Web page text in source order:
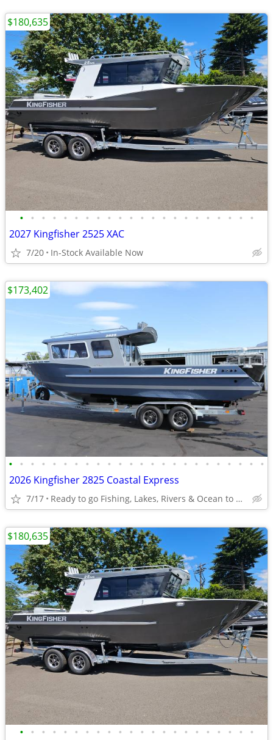
• • • • • • • • • • • • • • • • • • • • • •
2027 Kingfisher 2525 XAC
7/20 In-Stock Available Now
$180,635
• • • • • • • • • • • • • • • • • • • • • • • •
2026 Kingfisher 2825 Coastal Express
7/17 Ready to go Fishing, Lakes, Rivers & Ocean to Bays
$173,402
• • • • • • • • • • • • • • • • • • • • • •
$180,635